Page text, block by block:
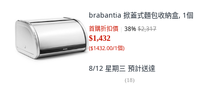
brabantia 掀蓋式麵包收納盒, 1個
首購折扣價 38%$2,317
$1,432
($1432.00/1個)
8/12 星期三 預計送達
(18)